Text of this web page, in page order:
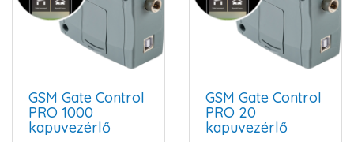
GSM Gate Control
PRO 1000
kapuvezérlő
GSM Gate Control
PRO 20
kapuvezérlő